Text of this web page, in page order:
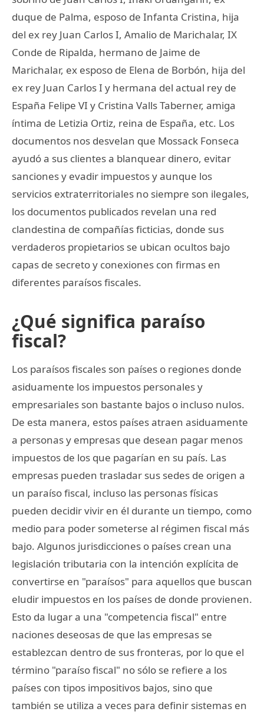
duque de Palma, esposo de Infanta Cristina, hija
del ex rey Juan Carlos I, Amalio de Marichalar, IX
Conde de Ripalda, hermano de Jaime de
Marichalar, ex esposo de Elena de Borbón, hija del
ex rey Juan Carlos I y hermana del actual rey de
España Felipe VI y Cristina Valls Taberner, amiga
íntima de Letizia Ortiz, reina de España, etc. Los
documentos nos desvelan que Mossack Fonseca
ayudó a sus clientes a blanquear dinero, evitar
sanciones y evadir impuestos y aunque los
servicios extraterritoriales no siempre son ilegales,
los documentos publicados revelan una red
clandestina de compañías ficticias, donde sus
verdaderos propietarios se ubican ocultos bajo
capas de secreto y conexiones con firmas en
diferentes paraísos fiscales.
¿Qué significa paraíso
fiscal?
Los paraísos fiscales son países o regiones donde
asiduamente los impuestos personales y
empresariales son bastante bajos o incluso nulos.
De esta manera, estos países atraen asiduamente
a personas y empresas que desean pagar menos
impuestos de los que pagarían en su país. Las
empresas pueden trasladar sus sedes de origen a
un paraíso fiscal, incluso las personas físicas
pueden decidir vivir en él durante un tiempo, como
medio para poder someterse al régimen fiscal más
bajo. Algunos jurisdicciones o países crean una
legislación tributaria con la intención explícita de
convertirse en "paraísos" para aquellos que buscan
eludir impuestos en los países de donde provienen.
Esto da lugar a una "competencia fiscal" entre
naciones deseosas de que las empresas se
establezcan dentro de sus fronteras, por lo que el
término "paraíso fiscal" no sólo se refiere a los
países con tipos impositivos bajos, sino que
también se utiliza a veces para definir sistemas en